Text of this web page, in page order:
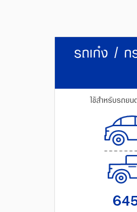
รถเก๋ง / ก
ใช้สำหรับรถย